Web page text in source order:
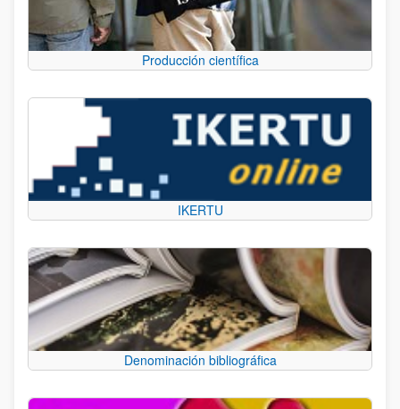
Producción científica
IKERTU
Denominación bibliográfica